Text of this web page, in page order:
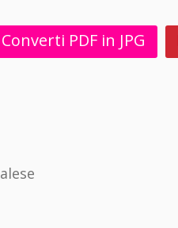
Converti PDF in JPG